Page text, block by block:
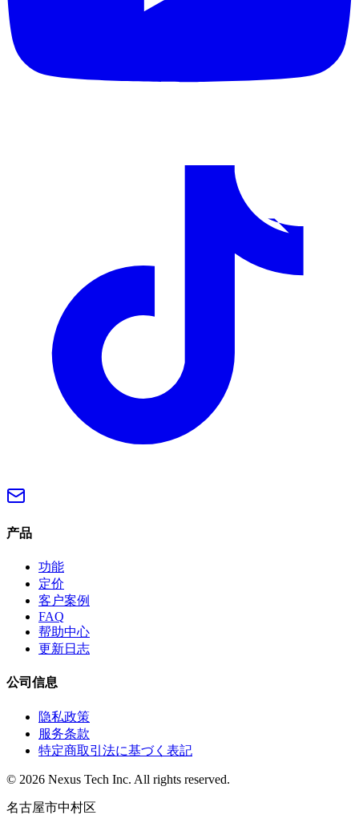
产品
功能
定价
客户案例
FAQ
帮助中心
更新日志
公司信息
隐私政策
服务条款
特定商取引法に基づく表記
© 2026 Nexus Tech Inc. All rights reserved.
名古屋市中村区